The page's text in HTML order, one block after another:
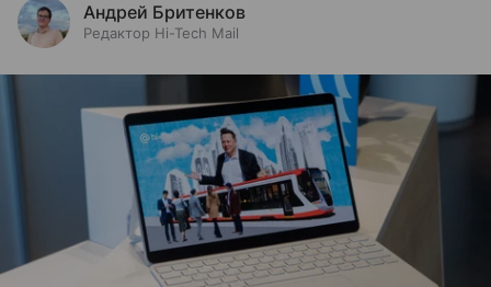
Андрей Бритенков
Редактор Hi-Tech Mail